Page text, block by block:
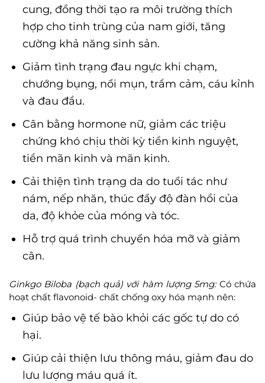
cung, đồng thời tạo ra môi trường thích
hợp cho tinh trùng của nam giới, tăng
cường khả năng sinh sản.
Giảm tình trạng đau ngực khi chạm,
chướng bụng, nổi mụn, trầm cảm, cáu kỉnh
và đau đầu.
Cân bằng hormone nữ, giảm các triệu
chứng khó chịu thời kỳ tiền kinh nguyệt,
tiền mãn kinh và mãn kinh.
Cải thiện tình trạng da do tuổi tác như
nám, nếp nhăn, thúc đẩy độ đàn hồi của
da, độ khỏe của móng và tóc.
Hỗ trợ quá trình chuyển hóa mỡ và giảm
cân.
Ginkgo Biloba (bạch quả) với hàm lượng 5mg: Có chứa
hoạt chất flavonoid- chất chống oxy hóa mạnh nên:
Giúp bảo vệ tế bào khỏi các gốc tự do có
hại.
Giúp cải thiện lưu thông máu, giảm đau do
lưu lượng máu quá ít.